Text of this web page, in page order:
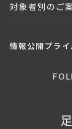
対象者別のご
情報公開プラ